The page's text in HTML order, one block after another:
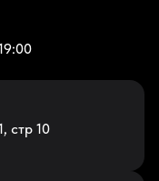
стр 10